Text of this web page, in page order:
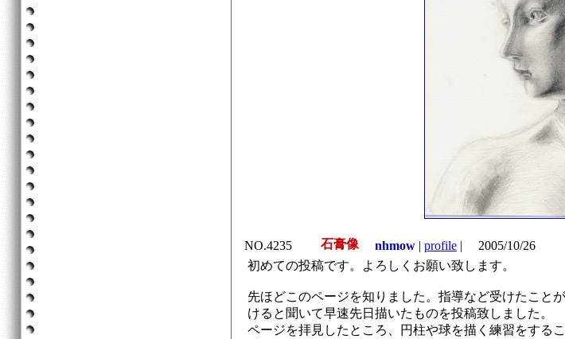
NO.4235 石膏像 nhmow | profile |
2005/10/26
初めての投稿です。よろしくお願い致します。
先ほどこのページを知りました。指導など受けたこと
けると聞いて早速先日描いたものを投稿致しました。
ページを拝見したところ、円柱や球を描く練習をする